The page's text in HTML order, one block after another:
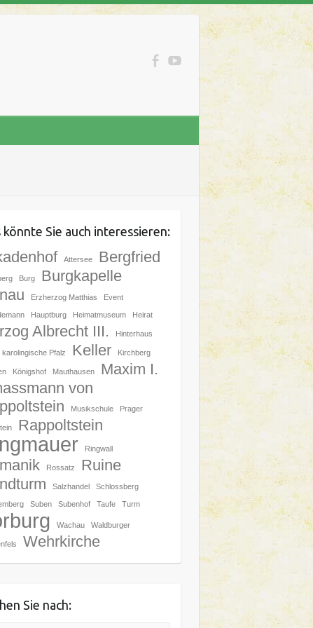
könnte Sie auch interessieren:
Attersee Bergfried
Burg
Burgkapelle
Erzherzog Matthias Event
Hauptburg Heimatmuseum Heirat
Albrecht III. Hinterhaus
karolingische Pfalz Keller Kirchberg
Königshof Mauthausen
Maxim I.
von
Musikschule Prager
Rappoltstein
Ringwall
Rossatz
Ruine
Salzhandel Schlossberg
Suben Subenhof Taufe Turm
Wachau Waldburger
Wehrkirche
Sie nach: